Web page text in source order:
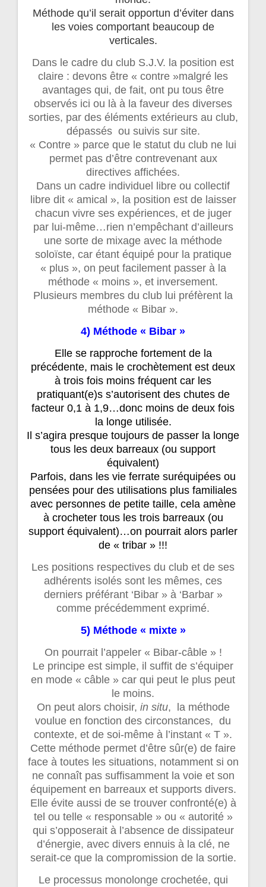
Méthode qu’il serait opportun d’éviter dans
les voies comportant beaucoup de
verticales.
Dans le cadre du club S.J.V. la position est
claire : devons être « contre »malgré les
avantages qui, de fait, ont pu tous être
observés ici ou là à la faveur des diverses
sorties, par des éléments extérieurs au club,
dépassés ou suivis sur site.
« Contre » parce que le statut du club ne lui
permet pas d’être contrevenant aux
directives affichées.
Dans un cadre individuel libre ou collectif
libre dit « amical », la position est de laisser
chacun vivre ses expériences, et de juger
par lui-même…rien n’empêchant d’ailleurs
une sorte de mixage avec la méthode
soloïste, car étant équipé pour la pratique
« plus », on peut facilement passer à la
méthode « moins », et inversement.
Plusieurs membres du club lui préfèrent la
méthode « Bibar ».
4) Méthode « Bibar »
Elle se rapproche fortement de la
précédente, mais le crochètement est deux
à trois fois moins fréquent car les
pratiquant(e)s s’autorisent des chutes de
facteur 0,1 à 1,9…donc moins de deux fois
la longe utilisée.
Il s’agira presque toujours de passer la longe
tous les deux barreaux (ou support
équivalent)
Parfois, dans les vie ferrate suréquipées ou
pensées pour des utilisations plus familiales
avec personnes de petite taille, cela amène
à crocheter tous les trois barreaux (ou
support équivalent)…on pourrait alors parler
de « tribar » !!!
Les positions respectives du club et de ses
adhérents isolés sont les mêmes, ces
derniers préférant ‘Bibar » à ‘Barbar »
comme précédemment exprimé.
5) Méthode « mixte »
On pourrait l’appeler « Bibar-câble » !
Le principe est simple, il suffit de s’équiper
en mode « câble » car qui peut le plus peut
le moins.
On peut alors choisir, in situ, la méthode
voulue en fonction des circonstances, du
contexte, et de soi-même à l’instant « T ».
Cette méthode permet d’être sûr(e) de faire
face à toutes les situations, notamment si on
ne connaît pas suffisamment la voie et son
équipement en barreaux et supports divers.
Elle évite aussi de se trouver confronté(e) à
tel ou telle « responsable » ou « autorité »
qui s’opposerait à l’absence de dissipateur
d’énergie, avec divers ennuis à la clé, ne
serait-ce que la compromission de la sortie.
Le processus monolonge crochetée, qui